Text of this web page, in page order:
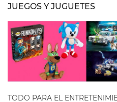
JUEGOS Y JUGUETES
TODO PARA EL